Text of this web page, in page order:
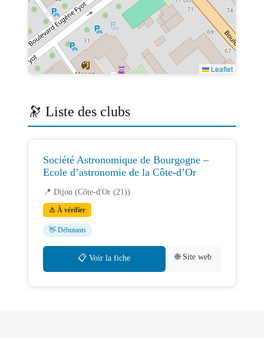
Leaflet
🔭 Liste des clubs
Société Astronomique de Bourgogne –
Ecole d’astronomie de la Côte-d’Or
📍 Dijon (Côte-d'Or (21))
⚠ À vérifier
👋 Débutants
📋 Voir la fiche 🌐 Site web